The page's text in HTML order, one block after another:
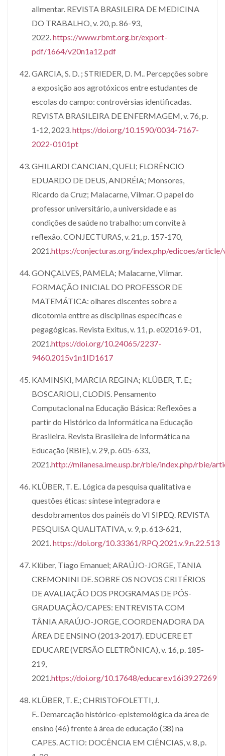
alimentar. REVISTA BRASILEIRA DE MEDICINA
DO TRABALHO, v. 20, p. 86-93,
2022.https://www.rbmt.org.br/export-
pdf/1664/v20n1a12.pdf
GARCIA, S. D. ; STRIEDER, D. M.. Percepções sobre
a exposição aos agrotóxicos entre estudantes de
escolas do campo: controvérsias identificadas.
REVISTA BRASILEIRA DE ENFERMAGEM, v. 76, p.
1-12, 2023.https://doi.org/10.1590/0034-7167-
2022-0101pt
GHILARDI CANCIAN, QUELI; FLORÊNCIO
EDUARDO DE DEUS, ANDRÉIA; Monsores,
Ricardo da Cruz; Malacarne, Vilmar. O papel do
professor universitário, a universidade e as
condições de saúde no trabalho: um convite à
reflexão. CONJECTURAS, v. 21, p. 157-170,
2021.https://conjecturas.org/index.php/edicoes/
GONÇALVES, PAMELA; Malacarne, Vilmar.
FORMAÇÃO INICIAL DO PROFESSOR DE
MATEMÁTICA: olhares discentes sobre a
dicotomia enttre as disciplinas específicas e
pegagógicas. Revista Exitus, v. 11, p. e020169-01,
2021.https://doi.org/10.24065/2237-
9460.2015v1n1ID1617
KAMINSKI, MARCIA REGINA; KLÜBER, T. E.;
BOSCARIOLI, CLODIS. Pensamento
Computacional na Educação Básica: Reflexões a
partir do Histórico da Informática na Educação
Brasileira. Revista Brasileira de Informática na
Educação (RBIE), v. 29, p. 605-633,
2021.http://milanesa.ime.usp.br/rbie/index.php/rbie/
KLÜBER, T. E.. Lógica da pesquisa qualitativa e
questões éticas: síntese integradora e
desdobramentos dos painéis do VI SIPEQ. REVISTA
PESQUISA QUALITATIVA, v. 9, p. 613-621,
2021.https://doi.org/10.33361/RPQ.2021.v.9.n.22.513
Klüber, Tiago Emanuel; ARAÚJO-JORGE, TANIA
CREMONINI DE. SOBRE OS NOVOS CRITÉRIOS
DE AVALIAÇÃO DOS PROGRAMAS DE PÓS-
GRADUAÇÃO/CAPES: ENTREVISTA COM
TÂNIA ARAÚJO-JORGE, COORDENADORA DA
ÁREA DE ENSINO (2013-2017). EDUCERE ET
EDUCARE (VERSÃO ELETRÔNICA), v. 16, p. 185-
219,
2021.https://doi.org/10.17648/educare.v16i39.27269
KLÜBER, T. E.; CHRISTOFOLETTI, J.
F.. Demarcação histórico-epistemológica da área de
ensino (46) frente à área de educação (38) na
CAPES. ACTIO: DOCÊNCIA EM CIÊNCIAS, v. 8, p.